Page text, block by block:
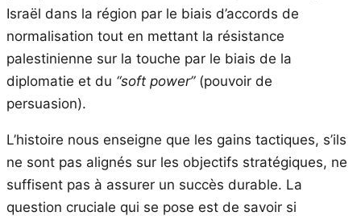
Israël dans la région par le biais d’accords de
normalisation tout en mettant la résistance
palestinienne sur la touche par le biais de la
diplomatie et du “soft power”(pouvoir de
persuasion).
L’histoire nous enseigne que les gains tactiques, s’ils
ne sont pas alignés sur les objectifs stratégiques, ne
suffisent pas à assurer un succès durable. La
question cruciale qui se pose est de savoir si